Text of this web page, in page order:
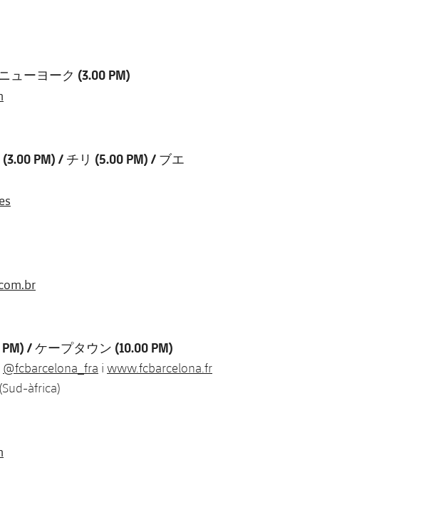
ューヨーク (3.00 PM)
PM) / チリ (5.00 PM) / ブエ
/ ケープタウン (10.00 PM)
@fcbarcelona_fra i www.fcbarcelona.fr
àfrica)